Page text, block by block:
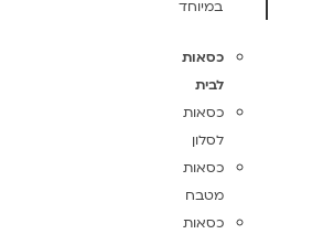
במיוחד
כסאות
לבית
כסאות
לסלון
כסאות
מטבח
כסאות